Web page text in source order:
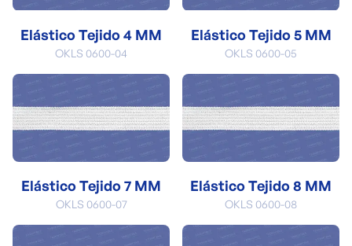
Elástico Tejido 4 MM
OKLS 0600-04
Elástico Tejido 5 MM
OKLS 0600-05
Elástico Tejido 7 MM
OKLS 0600-07
Elástico Tejido 8 MM
OKLS 0600-08